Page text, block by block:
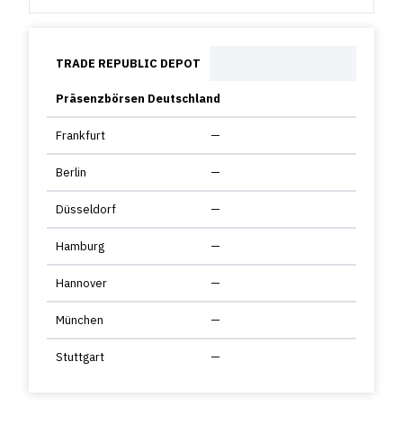
TRADE REPUBLIC DEPOT
Präsenzbörsen Deutschland
Frankfurt —
Berlin —
Düsseldorf —
Hamburg —
Hannover —
München —
Stuttgart —